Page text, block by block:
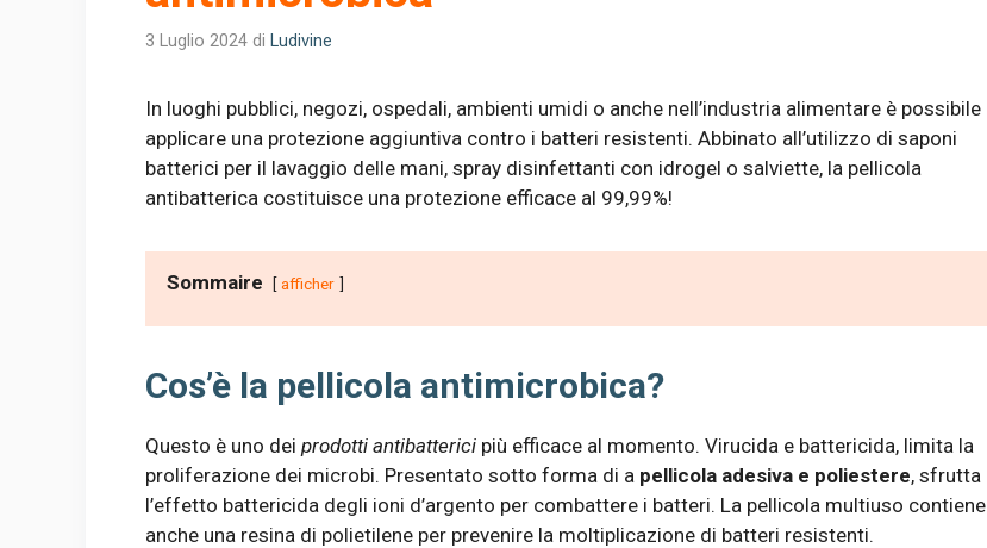
3 Luglio 2024 di Ludivine
In luoghi pubblici, negozi, ospedali, ambienti umidi o anche nell’industria alimentare è possibile
applicare una protezione aggiuntiva contro i batteri resistenti. Abbinato all’utilizzo di saponi
batterici per il lavaggio delle mani, spray disinfettanti con idrogel o salviette, la pellicola
antibatterica costituisce una protezione efficace al 99,99%!
Sommaire afficher
Cos’è la pellicola antimicrobica?
Questo è uno dei prodotti antibatterici più efficace al momento. Virucida e battericida, limita la
proliferazione dei microbi. Presentato sotto forma di a pellicola adesiva e poliestere, sfrutta
l’effetto battericida degli ioni d’argento per combattere i batteri. La pellicola multiuso contiene
anche una resina di polietilene per prevenire la moltiplicazione di batteri resistenti.